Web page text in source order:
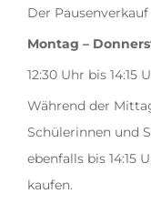
Der
Montag –
12:30 Uhr bis 14:15
Während der
Schülerinnen und
ebenfalls bis 14:15
kaufen.